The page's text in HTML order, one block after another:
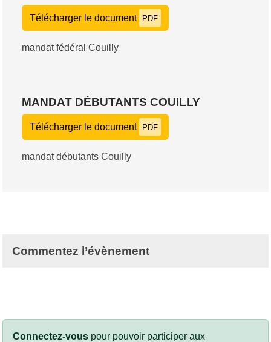
Télécharger le document PDF
mandat fédéral Couilly
MANDAT DÉBUTANTS COUILLY
Télécharger le document PDF
mandat débutants Couilly
Commentez l’évènement
Connectez-vous pour pouvoir participer aux